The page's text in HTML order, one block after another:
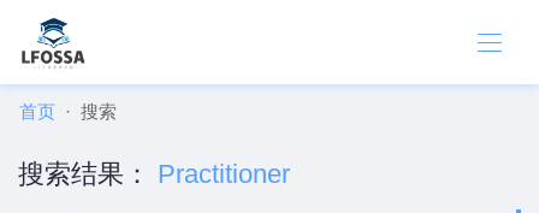
首页 搜索
搜索结果： Practitioner